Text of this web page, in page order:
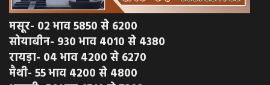
मसूर- 02 भाव 5850 से 6200
सोयाबीन- 930 भाव 4010 से 4380
रायड़ा- 04 भाव 4200 से 6270
मैथी- 55 भाव 4200 से 4800